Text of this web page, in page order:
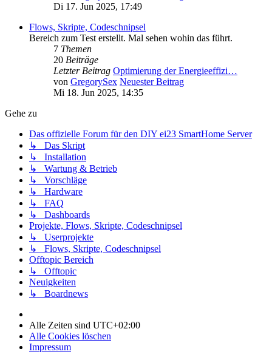
Di 17. Jun 2025, 17:49
Flows, Skripte, Codeschnipsel
Bereich zum Test erstellt. Mal sehen wohin das führt.
7 Themen
20 Beiträge
Letzter Beitrag Optimierung der Energieeffizi…
von GregorySex Neuester Beitrag
Mi 18. Jun 2025, 14:35
Gehe zu
Das offizielle Forum für den DIY ei23 SmartHome Server
↳ Das Skript
↳ Installation
↳ Wartung & Betrieb
↳ Vorschläge
↳ Hardware
↳ FAQ
↳ Dashboards
Projekte, Flows, Skripte, Codeschnipsel
↳ Userprojekte
↳ Flows, Skripte, Codeschnipsel
Offtopic Bereich
↳ Offtopic
Neuigkeiten
↳ Boardnews
Alle Zeiten sind UTC+02:00
Alle Cookies löschen
Impressum